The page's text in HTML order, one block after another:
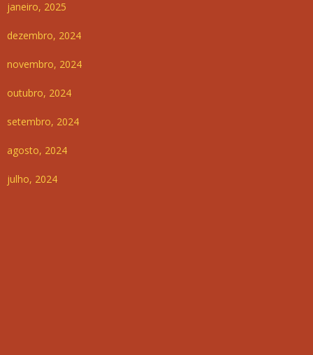
janeiro, 2025
dezembro, 2024
novembro, 2024
outubro, 2024
setembro, 2024
agosto, 2024
julho, 2024